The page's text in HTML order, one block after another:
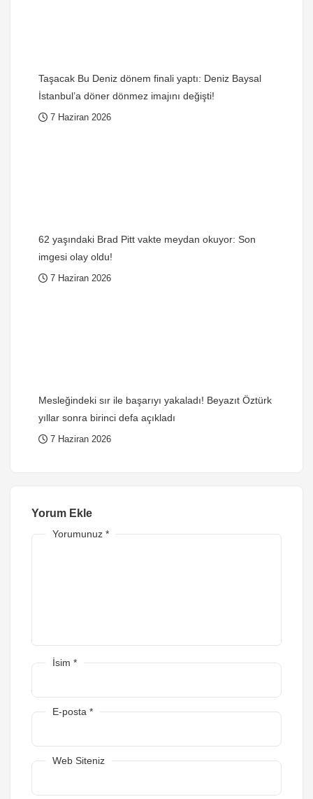
Taşacak Bu Deniz dönem finali yaptı: Deniz Baysal
İstanbul’a döner dönmez imajını değişti!
7 Haziran 2026
62 yaşındaki Brad Pitt vakte meydan okuyor: Son
imgesi olay oldu!
7 Haziran 2026
Mesleğindeki sır ile başarıyı yakaladı! Beyazıt Öztürk
yıllar sonra birinci defa açıkladı
7 Haziran 2026
Yorum Ekle
Yorumunuz *
İsim *
E-posta *
Web Siteniz